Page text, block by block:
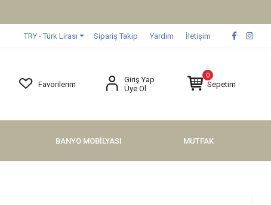
TRY - Türk Lirası Sipariş Takip Yardım İletişim
Favorilerim
Giriş Yap
Üye Ol
0
Sepetim
BANYO MOBİLYASI MUTFAK